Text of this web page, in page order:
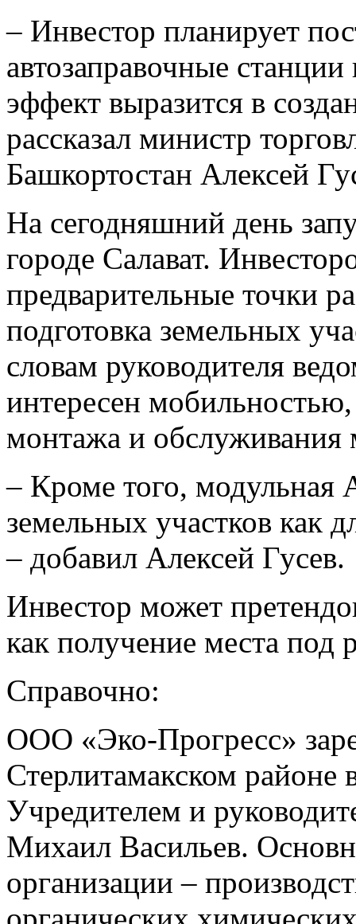
– Инвестор планирует
автозаправочные
эффект выразится в
рассказал министр
Башкортостан Алексей
На сегодняшний день
городе Салават.
предварительные точки
подготовка земельных
словам руководителя
интересен
монтажа и обслуживания
– Кроме того, модульная
земельных участков как
– добавил Алексей Гусев.
Инвестор может
как получение места
Справочно:
ООО «Эко-Прогресс»
Стерлитамакском районе
Учредителем и
Михаил Васильев.
организации –